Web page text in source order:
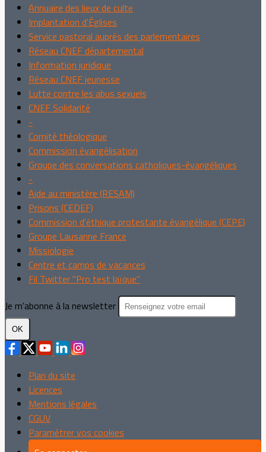
Annuaire des lieux de culte
Implantation d'Églises
Service pastoral auprès des parlementaires
Réseau CNEF départemental
Information juridique
Réseau CNEF jeunesse
Lutte contre les abus sexuels
CNEF Solidarité
-
Comité théologique
Commission évangélisation
Groupe des conversations catholiques-évangéliques
-
Aide au ministère (RESAM)
Prisons (CEDEF)
Commission d'éthique protestante évangélique (CEPE)
Groupe Lausanne France
Missiologie
Centre et camps de vacances
Fil Twitter "Pro test laïque"
Je m'abonne à la newsletter
OK
Plan du site
Licences
Mentions légales
CGUV
Paramétrer vos cookies